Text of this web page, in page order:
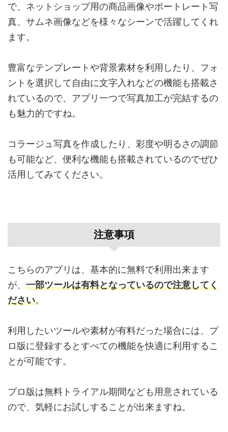
で、ネットショップ用の商品画像やポートレート写
真、サムネ画像などを様々なシーンで活躍してくれ
ます。
豊富なテンプレートや背景素材を利用したり、フォ
ントを選択して自由に文字入れなどの機能も搭載さ
れているので、アプリ一つで写真加工が完結するの
も魅力的ですね。
コラージュ写真を作成したり、彩度や明るさの調節
も可能など、便利な機能も搭載されているのでぜひ
活用してみてください。
注意事項
こちらのアプリは、基本的に無料で利用出来ます
が、 一部ツールは有料となっているので注意してく
ださい。
利用したいツールや素材が有料だった場合には、プ
ロ版に登録するとすべての機能を快適に利用するこ
とが可能です。
プロ版は無料トライアル期間なども用意されている
ので、気軽にお試しすることが出来ますね。